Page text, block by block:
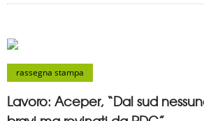
rassegna stampa
Lavoro: Aceper, “Dal sud